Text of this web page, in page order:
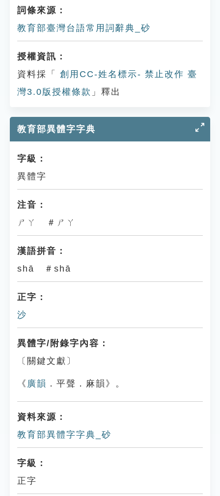
詞條來源：
教育部臺灣台語常用詞辭典_砂
授權資訊：
資料採「
創用CC-姓名標示- 禁止改作 臺
灣3.0版授權條款 」釋出
教育部異體字字典
字級：
異體字
注音：
ㄕㄚ ＃ㄕㄚ
漢語拼音：
shā ＃shā
正字：
沙
異體字/附錄字內容：
〔關鍵文獻〕
《 廣韻 ．平聲．麻韻》。
資料來源：
教育部異體字字典_砂
字級：
正字